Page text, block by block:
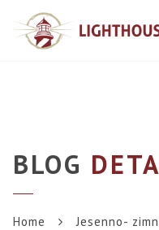
BLOG
Home Jesenno-